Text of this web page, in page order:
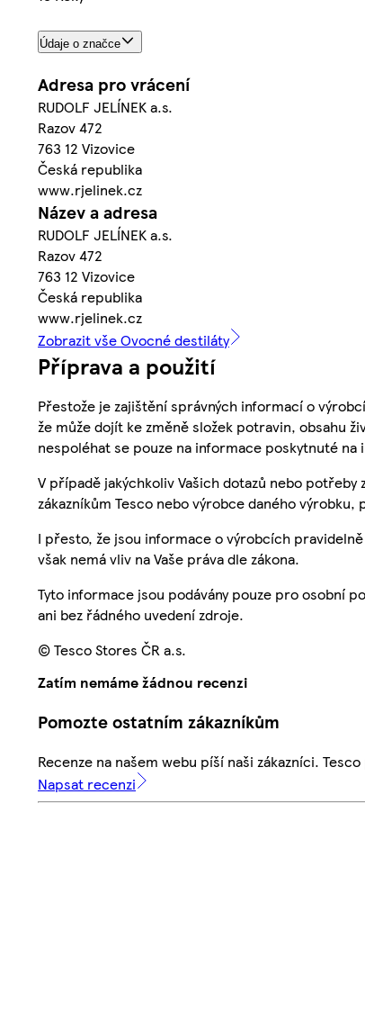
Údaje o značce
Adresa pro vrácení
RUDOLF JELÍNEK a.s.
Razov 472
763 12 Vizovice
Česká republika
www.rjelinek.cz
Název a adresa
RUDOLF JELÍNEK a.s.
Razov 472
763 12 Vizovice
Česká republika
www.rjelinek.cz
Zobrazit vše Ovocné destiláty
Příprava a použití
Přestože je zajištění správných informací o
že může dojít ke změně složek potravin, obsahu
nespoléhat se pouze na informace poskytnuté
V případě jakýchkoliv Vašich dotazů nebo
zákazníkům Tesco nebo výrobce daného výrobku,
I přesto, že jsou informace o výrobcích
však nemá vliv na Vaše práva dle zákona.
Tyto informace jsou podávány pouze pro osobní
ani bez řádného uvedení zdroje.
© Tesco Stores ČR a.s.
Zatím nemáme žádnou recenzi
Pomozte ostatním zákazníkům
Recenze na našem webu píší naši zákazníci.
Napsat recenzi